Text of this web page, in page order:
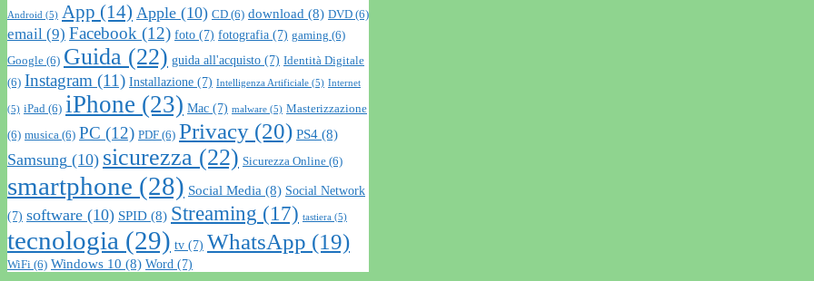
Android (5) App (14) Apple (10) CD (6) download (8) DVD (6)
email (9) Facebook (12) foto (7) fotografia (7) gaming (6)
Google (6) Guida (22) guida all'acquisto (7) Identità Digitale
(6) Instagram (11) Installazione (7) Intelligenza Artificiale (5) Internet
(5) iPad (6) iPhone (23) Mac (7) malware (5) Masterizzazione
(6) musica (6) PC (12) PDF (6) Privacy (20) PS4 (8)
Samsung (10) sicurezza (22) Sicurezza Online (6)
smartphone (28) Social Media (8) Social Network
(7) software (10) SPID (8) Streaming (17) tastiera (5)
tecnologia (29) tv (7) WhatsApp (19)
WiFi (6) Windows 10 (8) Word (7)